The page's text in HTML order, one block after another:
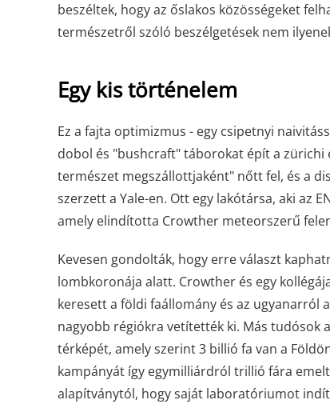
beszéltek, hogy az őslakos közösségeket
természetről szóló beszélgetések nem
Egy kis történelem
Ez a fajta optimizmus - egy csipetnyi
dobol és "bushcraft" táborokat épít a zürichi
természet megszállottjaként" nőtt fel, és a
szerzett a Yale-en. Ott egy lakótársa, aki az
amely elindította Crowther meteorszerű
Kevesen gondolták, hogy erre választ
lombkoronája alatt. Crowther és egy
keresett a földi faállomány és az
nagyobb régiókra vetítették ki. Más tudósok
térképét, amely szerint 3 billió fa van a
kampányát így egymilliárdról trillió fára
alapítványtól, hogy saját laboratóriumot